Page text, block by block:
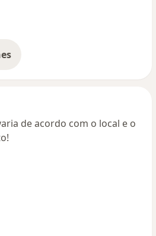
de acordo com o local e o